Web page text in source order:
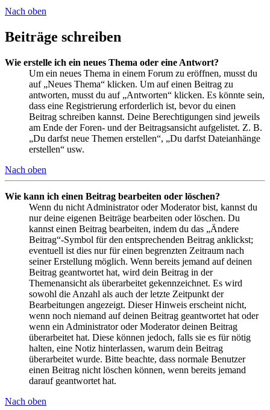
Nach oben
Beiträge schreiben
Wie erstelle ich ein neues Thema oder eine Antwort?
Um ein neues Thema in einem Forum zu eröffnen, musst du
auf „Neues Thema“ klicken. Um auf einen Beitrag zu
antworten, musst du auf „Antworten“ klicken. Es könnte sein,
dass eine Registrierung erforderlich ist, bevor du einen
Beitrag schreiben kannst. Deine Berechtigungen sind jeweils
am Ende der Foren- und der Beitragsansicht aufgelistet. Z. B.
„Du darfst neue Themen erstellen“, „Du darfst Dateianhänge
erstellen“ usw.
Nach oben
Wie kann ich einen Beitrag bearbeiten oder löschen?
Wenn du nicht Administrator oder Moderator bist, kannst du
nur deine eigenen Beiträge bearbeiten oder löschen. Du
kannst einen Beitrag bearbeiten, indem du das „Ändere
Beitrag“-Symbol für den entsprechenden Beitrag anklickst;
eventuell ist dies nur für einen begrenzten Zeitraum nach
seiner Erstellung möglich. Wenn bereits jemand auf deinen
Beitrag geantwortet hat, wird dein Beitrag in der
Themenansicht als überarbeitet gekennzeichnet. Es wird
sowohl die Anzahl als auch der letzte Zeitpunkt der
Bearbeitungen angezeigt. Dieser Hinweis erscheint nicht,
wenn noch niemand auf deinen Beitrag geantwortet hat oder
wenn ein Administrator oder Moderator deinen Beitrag
überarbeitet hat. Diese können jedoch, falls sie es für nötig
halten, eine Notiz hinterlassen, warum dein Beitrag
überarbeitet wurde. Bitte beachte, dass normale Benutzer
einen Beitrag nicht löschen können, wenn bereits jemand
darauf geantwortet hat.
Nach oben